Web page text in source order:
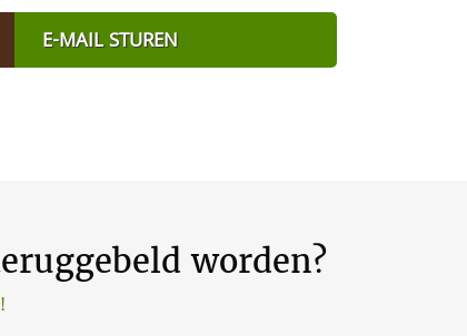
E-MAIL STUREN
worden?